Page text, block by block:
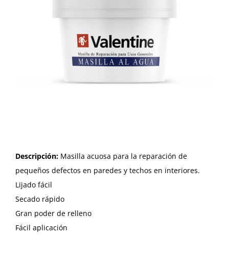
Descripción: Masilla acuosa para la reparación de
pequeños defectos en paredes y techos en interiores.
Lijado fácil
Secado rápido
Gran poder de relleno
Fácil aplicación